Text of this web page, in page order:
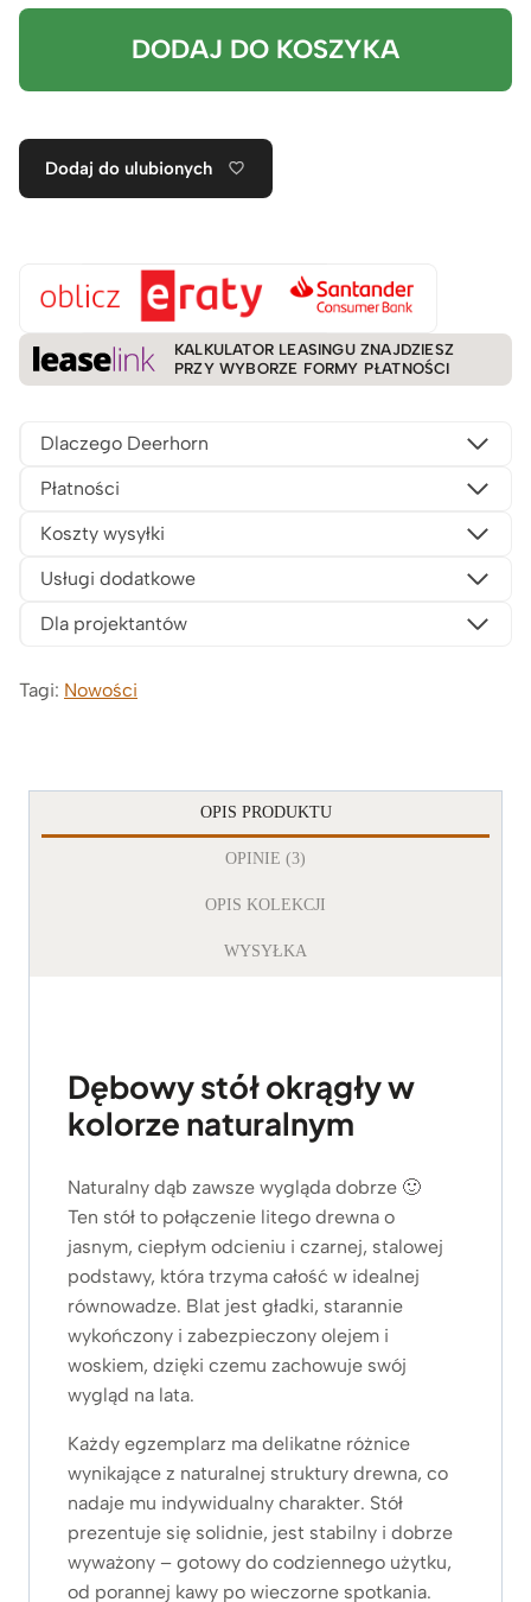
DODAJ DO KOSZYKA
Dodaj do ulubionych
KALKULATOR LEASINGU ZNAJDZIESZ
PRZY WYBORZE FORMY PŁATNOŚCI
Dlaczego Deerhorn
Płatności
Koszty wysyłki
Usługi dodatkowe
Dla projektantów
Tagi: Nowości
OPIS PRODUKTU
OPINIE (3)
OPIS KOLEKCJI
WYSYŁKA
Dębowy stół okrągły w
kolorze naturalnym
Naturalny dąb zawsze wygląda dobrze 🙂
Ten stół to połączenie litego drewna o
jasnym, ciepłym odcieniu i czarnej, stalowej
podstawy, która trzyma całość w idealnej
równowadze. Blat jest gładki, starannie
wykończony i zabezpieczony olejem i
woskiem, dzięki czemu zachowuje swój
wygląd na lata.
Każdy egzemplarz ma delikatne różnice
wynikające z naturalnej struktury drewna, co
nadaje mu indywidualny charakter. Stół
prezentuje się solidnie, jest stabilny i dobrze
wyważony – gotowy do codziennego użytku,
od porannej kawy po wieczorne spotkania.